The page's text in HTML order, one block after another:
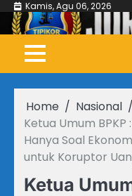
Skip
content
Kamis, Agu 06, 2026
Home
Nasional
Ketua Umum BPKP
Hanya Soal
untuk Koruptor
Ketua